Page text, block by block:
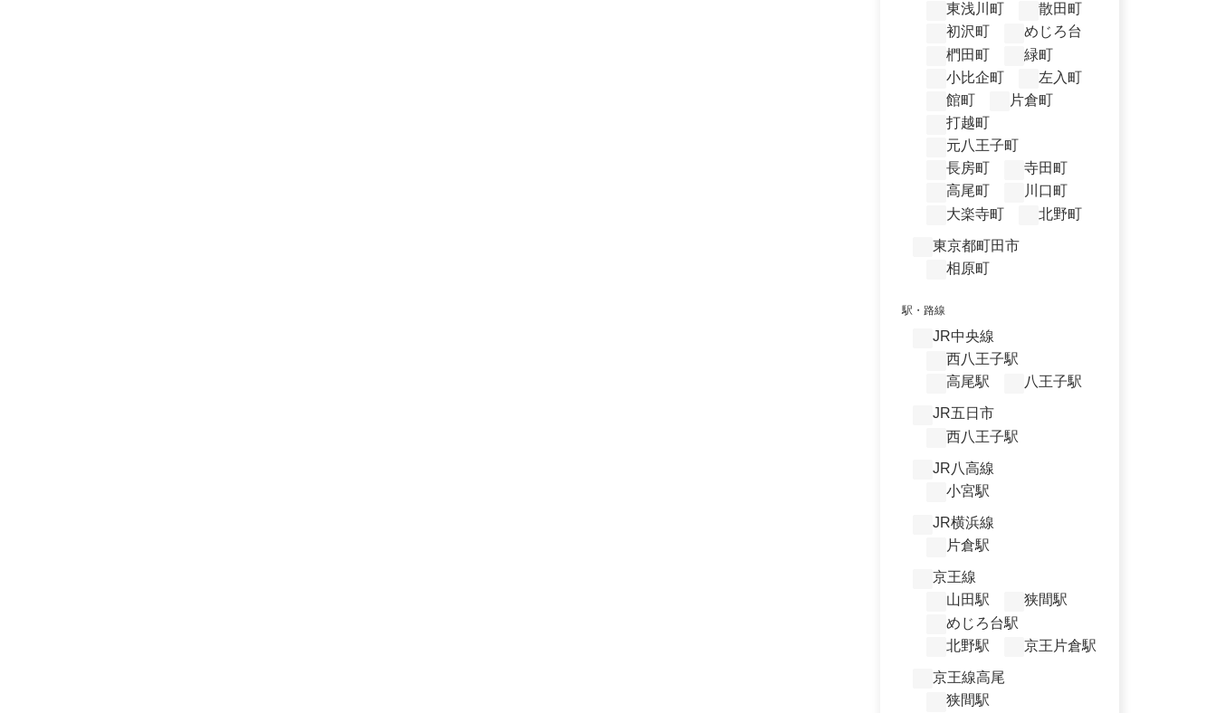
東浅川町
散田町
初沢町
めじろ台
椚田町
緑町
小比企町
左入町
館町
片倉町
打越町
元八王子町
長房町
寺田町
高尾町
川口町
大楽寺町
北野町
東京都町田市
相原町
駅・路線
JR中央線
西八王子駅
高尾駅
八王子駅
JR五日市
西八王子駅
JR八高線
小宮駅
JR横浜線
片倉駅
京王線
山田駅
狭間駅
めじろ台駅
北野駅
京王片倉駅
京王線高尾
狭間駅